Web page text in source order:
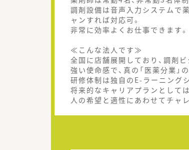
調剤設備は音声入力システムで
ャンすれば対応可。
非常に効率よくお仕事できます。
≪こんな法人です≫
全国に店舗展開しており、調剤
強い使命感で、真の「医薬分業」
研修体制は独自のE-ラーニング
将来的なキャリアプランとして
人の希望と適性にあわせてチャ